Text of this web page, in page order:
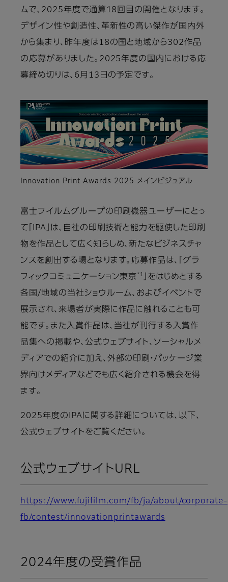
ムで、2025年度で通算18回目の開催となります。
デザイン性や創造性、革新性の高い傑作が国内外
から集まり、昨年度は18の国と地域から302作品
の応募がありました。2025年度の国内における応
募締め切りは、6月13日の予定です。
Innovation Print Awards 2025 メインビジュアル
富士フイルムグループの印刷機器ユーザーにとっ
て「IPA」は、自社の印刷技術と能力を駆使した印刷
物を作品として広く知らしめ、新たなビジネスチャ
ンスを創出する場となります。応募作品は、「グラ
フィックコミュニケーション東京 *1
」をはじめとする
各国/地域の当社ショウルーム、およびイベントで
展示され、来場者が実際に作品に触れることも可
能です。また入賞作品は、当社が刊行する入賞作
品集への掲載や、公式ウェブサイト、ソーシャルメ
ディアでの紹介に加え、外部の印刷・パッケージ業
界向けメディアなどでも広く紹介される機会を得
ます。
2025年度のIPAに関する詳細については、以下、
公式ウェブサイトをご覧ください。
公式ウェブサイトURL
https://www.fujifilm.com/fb/ja/about/corporate-
fb/contest/innovationprintawards
2024年度の受賞作品